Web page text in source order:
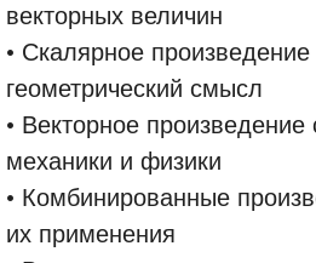
векторных величин
• Скалярное произведение
геометрический смысл
• Векторное
механики и физики
• Комбинированные
их применения